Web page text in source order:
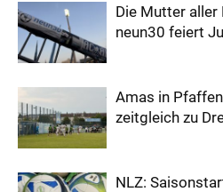
Die Mutter
neun30 feiert
Amas in
zeitgleich zu
NLZ: